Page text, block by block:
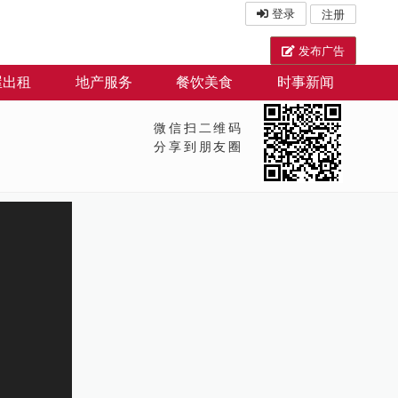
登录 注册
发布广告
租 地产服务 餐饮美食 时事新闻
微信扫二维码
分享到朋友圈